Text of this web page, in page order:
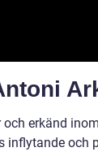
erkänd
och